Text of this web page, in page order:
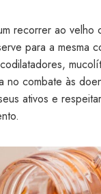
recorrer ao velho
para a mesma
no combate às
ativos e